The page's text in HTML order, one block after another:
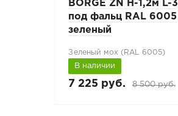
BORGE ZN H-1,2м L-
под фальц RAL 6005
зеленый
Зеленый мох (RAL 6005)
В наличии
7 225 руб. 8 500 руб.